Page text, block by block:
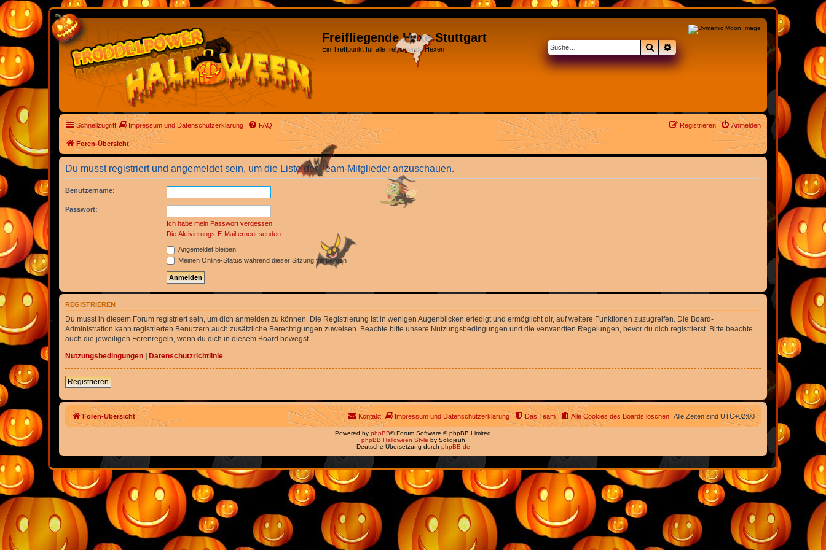
Freifliegende Hexe Stuttgart
Ein Treffpunkt für alle freifliegende Hexen SucheErweiterte Suche
Schnellzugriff Impressum und Datenschutzerklärung FAQ Anmelden
Registrieren
Foren-Übersicht
Du musst registriert und angemeldet sein, um die Liste der Team-Mitglieder anzuschauen.
Benutzername:
Passwort:
Ich habe mein Passwort vergessen
Die Aktivierungs-E-Mail erneut senden
Angemeldet bleiben
Meinen Online-Status während dieser Sitzung verbergen
REGISTRIEREN
Du musst in diesem Forum registriert sein, um dich anmelden zu können. Die Registrierung ist in wenigen Augenblicken erledigt und ermöglicht dir, auf weitere Funktionen zuzugreifen. Die Board-
Administration kann registrierten Benutzern auch zusätzliche Berechtigungen zuweisen. Beachte bitte unsere Nutzungsbedingungen und die verwandten Regelungen, bevor du dich registrierst. Bitte beachte
auch die jeweiligen Forenregeln, wenn du dich in diesem Board bewegst.
Nutzungsbedingungen | Datenschutzrichtlinie
Registrieren
Foren-Übersicht Alle Zeiten sind UTC+02:00
Alle Cookies des Boards löschen
Das Team
Impressum und Datenschutzerklärung
Kontakt
Powered by phpBB® Forum Software © phpBB Limited
phpBB Halloween Style by Solidjeuh
Deutsche Übersetzung durch phpBB.de